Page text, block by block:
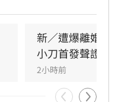
同時希望外界尊重
事做任何回應。
新／遭爆離婚
小刀首發聲證實
2小時前